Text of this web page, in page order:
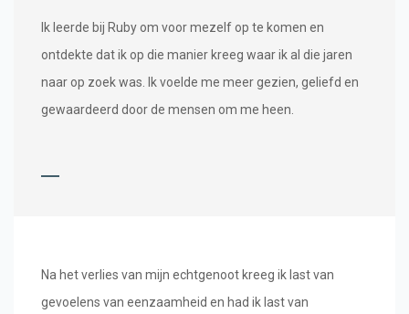
Ik leerde bij Ruby om voor mezelf op te komen en
ontdekte dat ik op die manier kreeg waar ik al die jaren
naar op zoek was. Ik voelde me meer gezien, geliefd en
gewaardeerd door de mensen om me heen.
Na het verlies van mijn echtgenoot kreeg ik last van
gevoelens van eenzaamheid en had ik last van